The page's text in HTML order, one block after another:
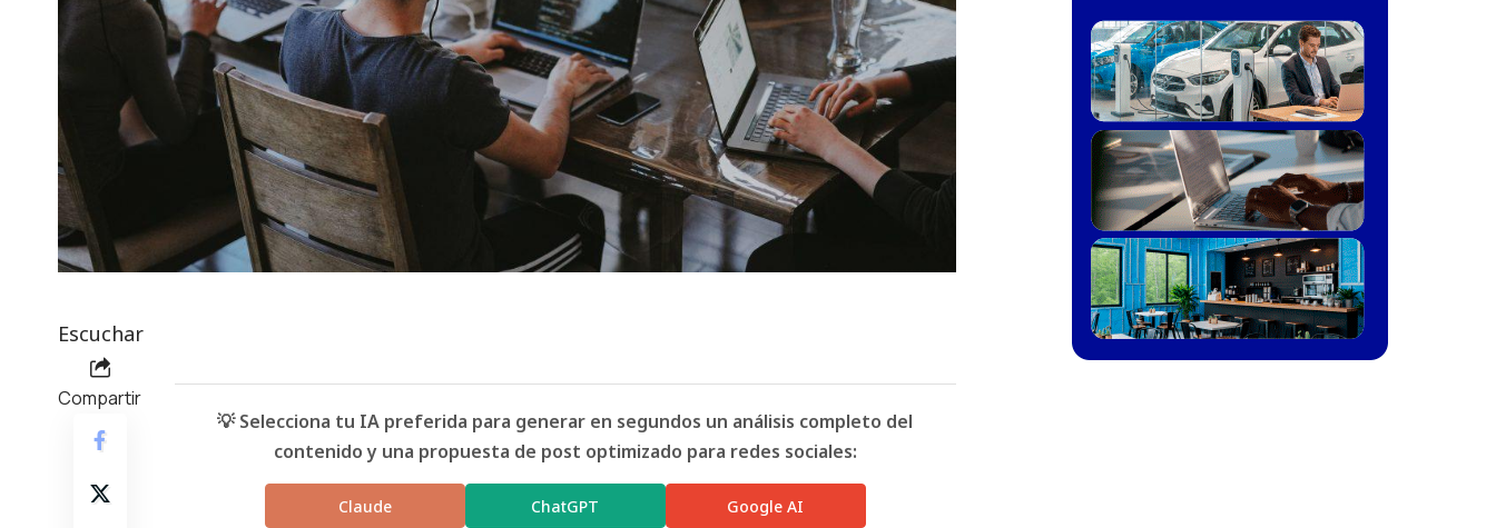
Escuchar
Compartir
💡 Selecciona tu IA preferida para generar en segundos un análisis completo del
contenido y una propuesta de post optimizado para redes sociales:
Claude ChatGPT Google AI